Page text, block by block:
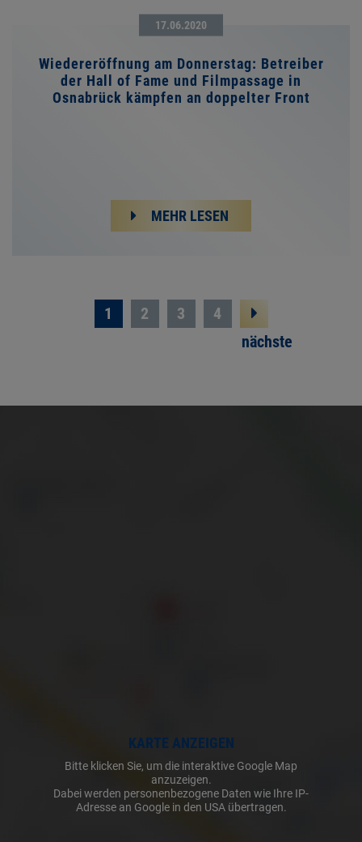
17.06.2020
Wiedereröffnung am Donnerstag: Betreiber
der Hall of Fame und Filmpassage in
Osnabrück kämpfen an doppelter Front
MEHR LESEN
1 2 3
4
nächste
KARTE ANZEIGEN
Bitte klicken Sie, um die interaktive Google Map
anzuzeigen.
Dabei werden personenbezogene Daten wie Ihre IP-
Adresse an Google in den USA übertragen.